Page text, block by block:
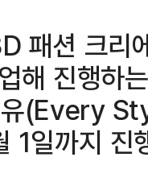
패션 크리
해 진행하
유(Every
1일까지 진